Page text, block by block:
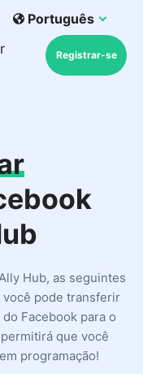
Português
Registrar-se
Hub, as seguintes
pode transferir
Facebook para o
que você
programação!